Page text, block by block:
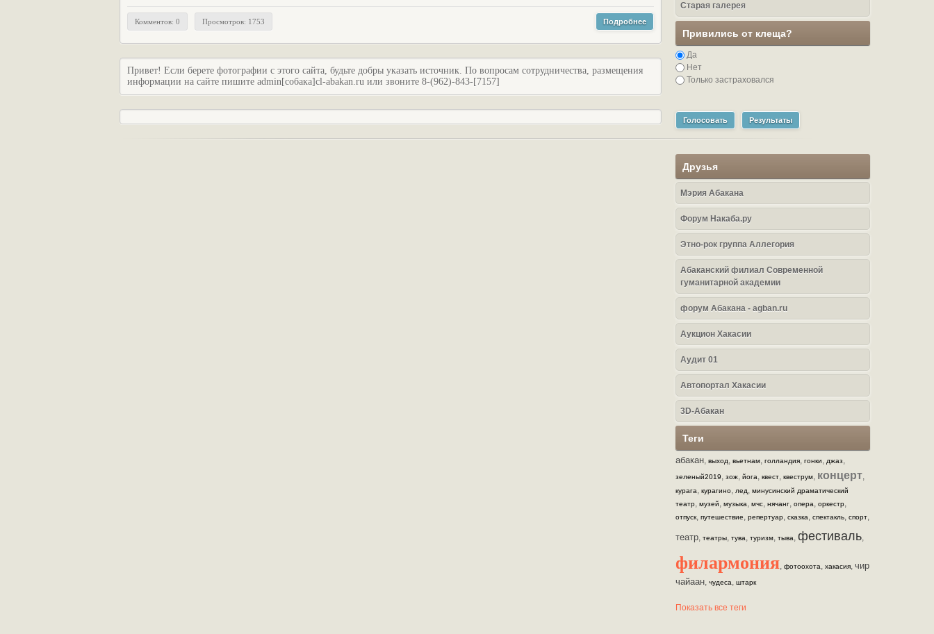
Комментов: 0 Просмотров: 1753 Подробнее
Привет! Если берете фотографии с этого сайта, будьте добры указать источник. По вопросам сотрудничества, размещения
информации на сайте пишите admin[собака]cl-abakan.ru или звоните 8-(962)-843-[7157]
Старая галерея
Привились от клеща?
Да
Нет
Только застраховался
Голосовать Результаты
Друзья
Мэрия Абакана
Форум Накаба.ру
Этно-рок группа Аллегория
Абаканский филиал Современной
гуманитарной академии
форум Абакана - agban.ru
Аукцион Хакасии
Аудит 01
Автопортал Хакасии
3D-Абакан
Теги
абакан, выход, вьетнам, голландия, гонки, джаз,
зеленый2019, зож, йога, квест, квеструм, концерт,
курага, курагино, лед, минусинский драматический
театр, музей, музыка, мчс, нячанг, опера, оркестр,
отпуск, путешествие, репертуар, сказка, спектакль, спорт,
театр, театры, тува, туризм, тыва, фестиваль,
филармония, фотоохота, хакасия, чир
чайаан, чудеса, штарк
Показать все теги